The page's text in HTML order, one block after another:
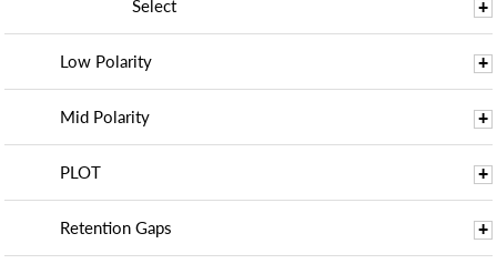
Select +
Low Polarity +
Mid Polarity +
PLOT +
Retention Gaps +